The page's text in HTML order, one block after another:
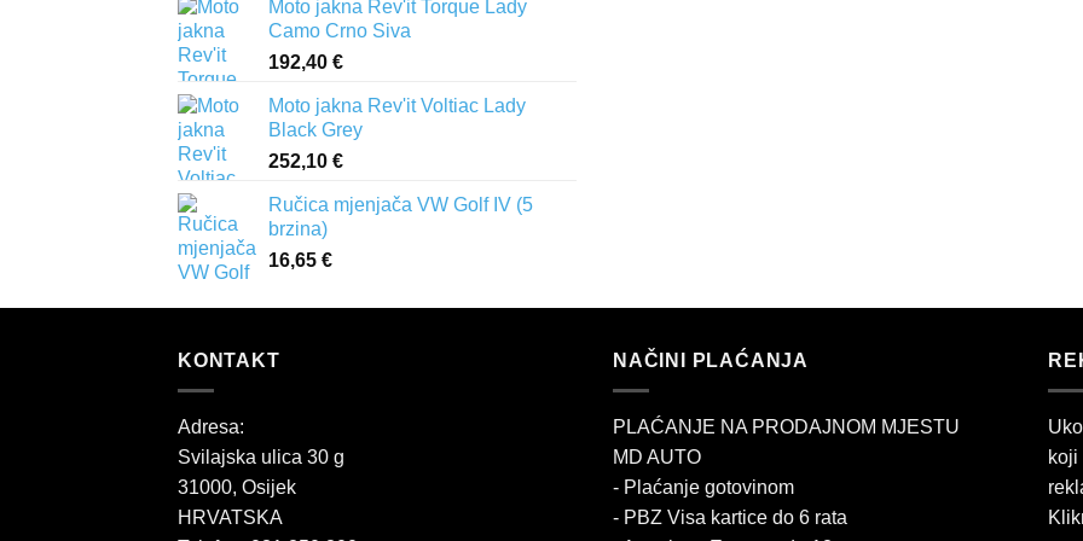
Moto jakna Rev'it Torque Lady
Camo Crno Siva
192,40 €
Moto jakna Rev'it Voltiac Lady
Black Grey
252,10 €
Ručica mjenjača VW Golf IV (5
brzina)
16,65 €
KONTAKT
Adresa:
Svilajska ulica 30 g
31000, Osijek
HRVATSKA
NAČINI PLAĆANJA
PLAĆANJE NA PRODAJNOM MJESTU
MD AUTO
- Plaćanje gotovinom
- PBZ Visa kartice do 6 rata
koji